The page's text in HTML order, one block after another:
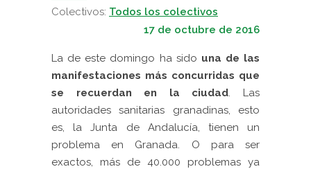
Colectivos: Todos los colectivos
17 de octubre de 2016
La de este domingo ha sido una de las
manifestaciones más concurridas que
se recuerdan en la ciudad. Las
autoridades sanitarias granadinas, esto
es, la Junta de Andalucía, tienen un
problema en Granada. O para ser
exactos, más de 40.000 problemas ya